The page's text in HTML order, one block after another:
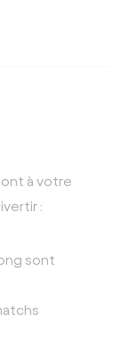
à votre
:
sont